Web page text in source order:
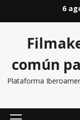
6
común
Plataforma